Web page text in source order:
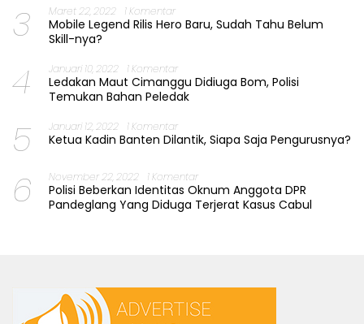
3 Maret 22, 2022 1 Komentar
Mobile Legend Rilis Hero Baru, Sudah Tahu Belum
Skill-nya?
4 Januari 10, 2022 1 Komentar
Ledakan Maut Cimanggu Didiuga Bom, Polisi
Temukan Bahan Peledak
5 Januari 12, 2022 1 Komentar
Ketua Kadin Banten Dilantik, Siapa Saja Pengurusnya?
6 November 22, 2022 1 Komentar
Polisi Beberkan Identitas Oknum Anggota DPR
Pandeglang Yang Diduga Terjerat Kasus Cabul